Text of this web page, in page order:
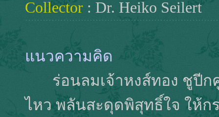
Collector : Dr. Heiko Seilert
แนวความคิด
ร่อนลมเจ้าหงส์ทอง ชูปีก
ไหว พลันสะดุดพิสุทธิ์ใจ ให้ก